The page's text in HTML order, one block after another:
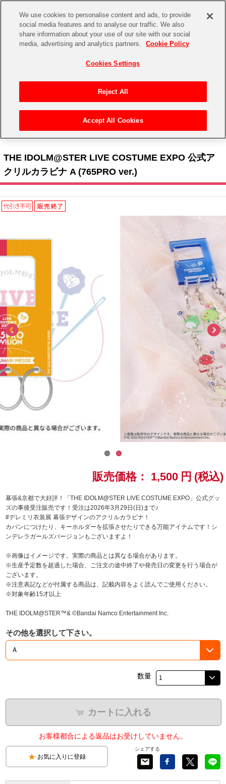
CHANNEL STORE EVENT
ゲーム 電子書籍
ASOBI TICKET
その他先行受付
プレミアム会員とは
アイドルマスターシリーズ
アイドルマスター
アイドルマスター SideM
アイドルマスター シャイニーカラーズ
テイルズ オブ シリーズ
電音部
鉄拳
太鼓の達人
ACE COMBAT
パックマン
ナムコクラシック
スサノオマジック
ラブライブ！シリーズ
ラブライブ！
ラブライブ！虹ヶ咲学園スクールアイドル同好会
ラブライブ！スーパースター!!
アイドリッシュセブン
モフモフパレード
イベントグッズ
トイ・ホビー
イベントグッズ> その他> THE IDOLM@STER LIVE COSTUME
THE IDOLM@STER LIVE COSTUME EXPO 公式ア
クリルカラビナ A (765PRO ver.)
販売価格： 1,500 円 (税込)
幕張&京都で大好評！「THE IDOLM@STER LIVE COSTUME EXPO」公式グッ
ズの事後受注販売です！受注は2026年3月29日(日)まで♪
#デレミリ衣装展 幕張デザインのアクリルカラビナ！
カバンにつけたり、キーホルダーを拡張させたりできる万能アイテムです！シ
ンデレラガールズバージョンもございますよ！
※画像はイメージです。実際の商品とは異なる場合があります。
※生産予定数を超過した場合、ご注文の途中終了や発売日の変更を行う場合が
ございます。
※注意表記などが付属する商品は、記載内容をよく読んでご使用ください。
※対象年齢15才以上
THE IDOLM@STER™& ©Bandai Namco Entertainment Inc.
その他を選択して下さい。
数量
カートに入れる
お客様都合による返品はお受けしていません。
お気に入りに登録
シェアする
We use cookies to personalise content and ads, to provide
social media features and to analyse our traffic. We also
share information about your use of our site with our social
media, advertising and analytics partners.
Cookie Policy
Cookies Settings
Reject All
Accept All Cookies